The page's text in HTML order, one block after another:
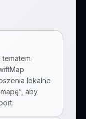
lokalne
aby
.